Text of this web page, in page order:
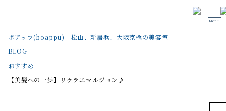
Menu
ボアップ(boappu)｜松山、新居浜、大阪京橋の美容室
BLOG
おすすめ
【美髪への一歩】リケラエマルジョン♪